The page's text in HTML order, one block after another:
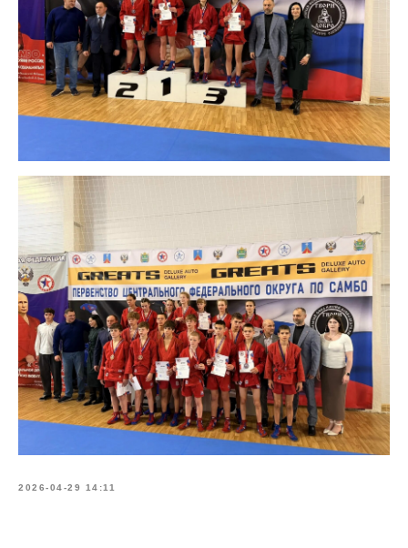
2026-04-29 14:11